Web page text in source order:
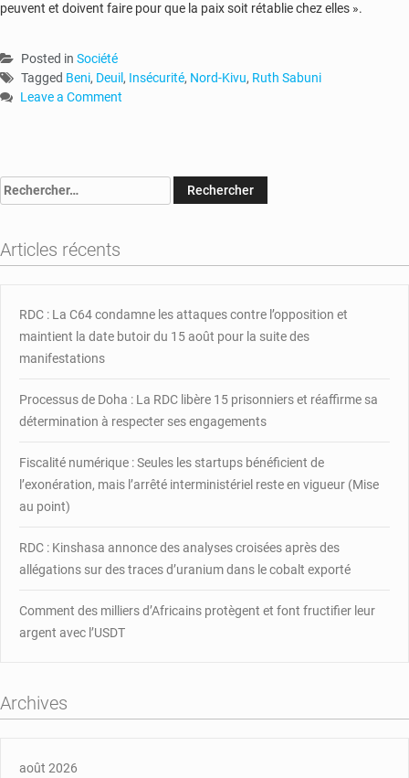
peuvent et doivent faire pour que la paix soit rétablie chez elles ».
Posted in Société
Tagged Beni, Deuil , Insécurité, Nord-Kivu, Ruth Sabuni
Leave a Comment
Bureau
Genre
place
8
sous
le
du
deuil
Rechercher :
Articles récents
RDC : La C64 condamne les attaques contre l’opposition et
maintient la date butoir du 15 août pour la suite des
manifestations
Processus de Doha : La RDC libère 15 prisonniers et réaffirme sa
détermination à respecter ses engagements
Fiscalité numérique : Seules les startups bénéficient de
l’exonération, mais l’arrêté interministériel reste en vigueur (Mise
au point)
RDC : Kinshasa annonce des analyses croisées après des
allégations sur des traces d’uranium dans le cobalt exporté
Comment des milliers d’Africains protègent et font fructifier leur
argent avec l’USDT
Archives
août 2026